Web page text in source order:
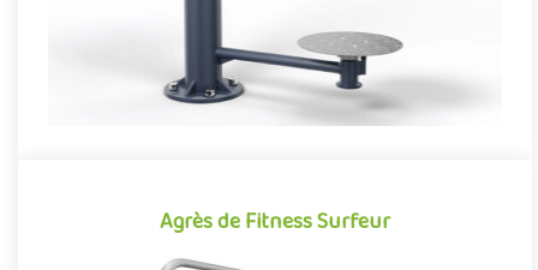
Agrès de Fitness Surfeur